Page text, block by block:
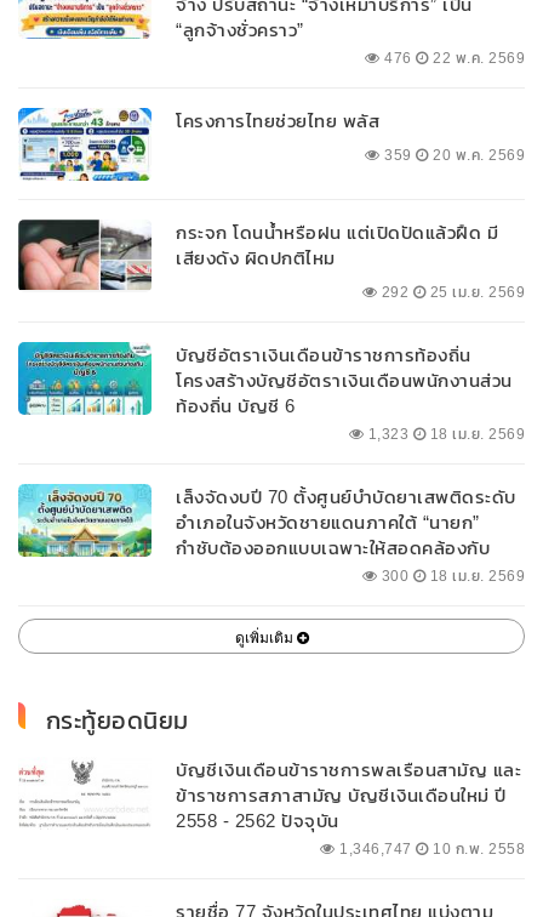
“ลูกจ้างชั่วคราว”
476 22 พ.ค. 2569
โครงการไทยช่วยไทย พลัส
359 20 พ.ค. 2569
กระจก โดนน้ำหรือฝน แต่เปิดปัดแล้วฝืด มี
เสียงดัง ผิดปกติไหม
292 25 เม.ย. 2569
บัญชีอัตราเงินเดือนข้าราชการท้องถิ่น
โครงสร้างบัญชีอัตราเงินเดือนพนักงานส่วน
ท้องถิ่น บัญชี 6
1,323 18 เม.ย. 2569
เล็งจัดงบปี 70 ตั้งศูนย์บำบัดยาเสพติดระดับ
อำเภอในจังหวัดชายแดนภาคใต้ “นายก”
กำชับต้องออกแบบเฉพาะให้สอดคล้องกับ
300 18 เม.ย. 2569
ดูเพิ่มเติม
กระทู้ยอดนิยม
บัญชีเงินเดือนข้าราชการพลเรือนสามัญ และ
ข้าราชการสภาสามัญ บัญชีเงินเดือนใหม่ ปี
2558 - 2562 ปัจจุบัน
1,346,747 10 ก.พ. 2558